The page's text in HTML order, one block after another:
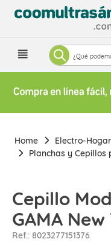
¿Qué
Electro-Hogar
Planchas y
Cepillo
GAMA
Ref.: 8023277151376